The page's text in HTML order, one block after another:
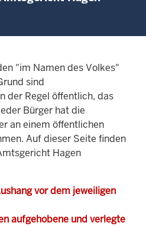
"im Namen des Volkes"
sind
der Regel öffentlich, das
Bürger hat die
an einem öffentlichen
Auf dieser Seite finden
Hagen
vor dem jeweiligen
aufgehobene und verlegte